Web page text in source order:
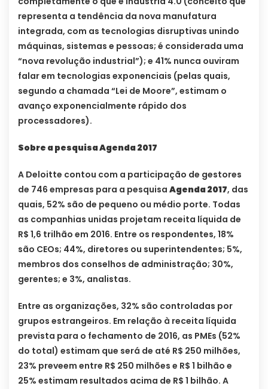
representa a tendência da nova manufatura
integrada, com as tecnologias disruptivas unindo
máquinas, sistemas e pessoas; é considerada uma
“nova revolução industrial”); e 41% nunca ouviram
falar em tecnologias exponenciais (pelas quais,
segundo a chamada “Lei de Moore”, estimam o
avanço exponencialmente rápido dos
processadores).
Sobre a pesquisa Agenda 2017
A Deloitte contou com a participação de gestores
de 746 empresas para a pesquisa Agenda 2017, das
quais, 52% são de pequeno ou médio porte. Todas
as companhias unidas projetam receita líquida de
R$ 1,6 trilhão em 2016. Entre os respondentes, 18%
são CEOs; 44%, diretores ou superintendentes; 5%,
membros dos conselhos de administração; 30%,
gerentes; e 3%, analistas.
Entre as organizações, 32% são controladas por
grupos estrangeiros. Em relação à receita líquida
prevista para o fechamento de 2016, as PMEs (52%
do total) estimam que será de até R$ 250 milhões,
23% preveem entre R$ 250 milhões e R$ 1 bilhão e
25% estimam resultados acima de R$ 1 bilhão. A